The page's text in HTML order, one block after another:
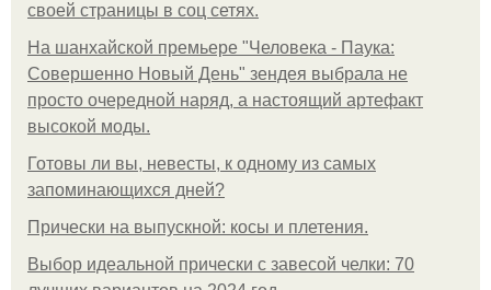
своей страницы в соц сетях.
На шанхайской премьере "Человека - Паука:
Совершенно Новый День" зендея выбрала не
просто очередной наряд, а настоящий артефакт
высокой моды.
Готовы ли вы, невесты, к одному из самых
запоминающихся дней?
Прически на выпускной: косы и плетения.
Выбор идеальной прически с завесой челки: 70